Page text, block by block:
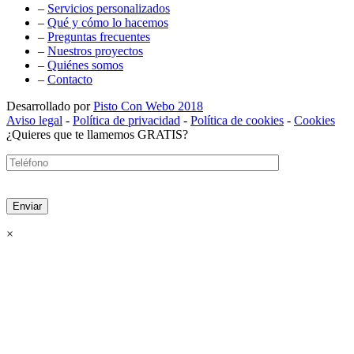
– Servicios personalizados
– Qué y cómo lo hacemos
– Preguntas frecuentes
– Nuestros proyectos
– Quiénes somos
– Contacto
Desarrollado porPisto Con Webo 2018
Aviso legal - Política de privacidad - Política de cookies - Cookies
¿Quieres que te llamemos GRATIS?
×